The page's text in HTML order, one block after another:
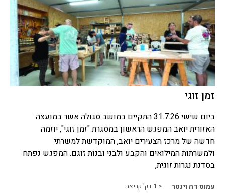
זמן זוגי
ביום שישי 31.7.26 התקיים במושב סגולה אשר במועצה
האזורית יואב המפגש הראשון במסגרת "זמן זוגי", יוזמה
חדשה של מרכז הצעירים יואב, המוקדשת למשרתי
ולמשרתות המילואים והקבע ולבני ובנות זוגם. המפגש נפתח
בסדנת נגרות זוגית,
עמוס דה וינטר < 1 דק' קריאה